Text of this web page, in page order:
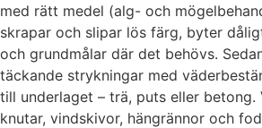
med rätt medel (alg- och
skrapar och slipar lös färg, byter
och grundmålar där det behövs.
täckande strykningar med
till underlaget – trä, puts eller betong.
knutar, vindskivor, hängrännor och